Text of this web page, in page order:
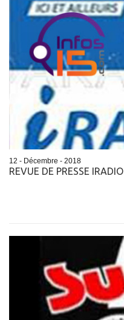
12 - Décembre - 2018
REVUE DE PRESSE IRADIO